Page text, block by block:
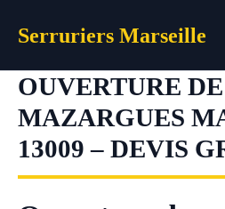
Serruriers Marseille
OUVERTURE
MAZARGUES
13009 – DEVIS